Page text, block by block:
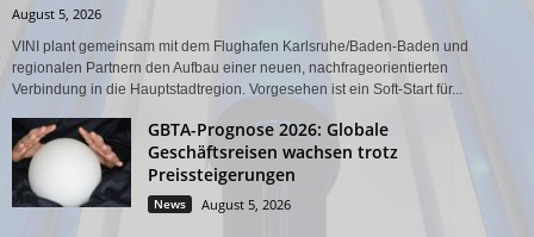
August 5, 2026
VINI plant gemeinsam mit dem Flughafen Karlsruhe/Baden-Baden und
regionalen Partnern den Aufbau einer neuen, nachfrageorientierten
Verbindung in die Hauptstadtregion. Vorgesehen ist ein Soft-Start für...
GBTA-Prognose 2026: Globale
Geschäftsreisen wachsen trotz
Preissteigerungen
News August 5, 2026